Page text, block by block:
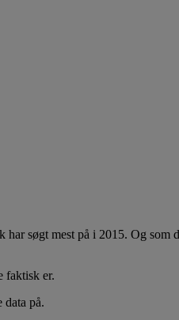
søgt mest på i 2015. Og som
faktisk er.
data på.